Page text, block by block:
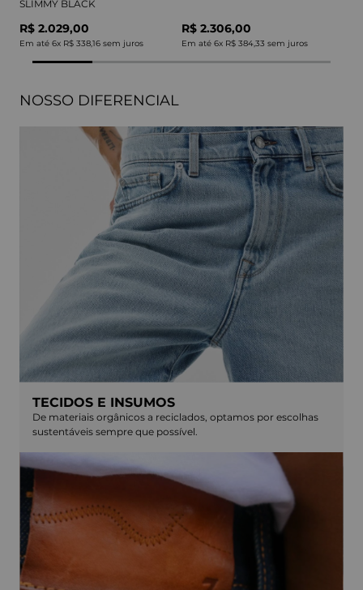
SLIMMY BLACK
R$ 2.029,00
Em até 6x R$ 338,16 sem juros
R$ 2.306,00
Em até 6x R$ 384,33 sem juros
NOSSO DIFERENCIAL
TECIDOS E INSUMOS
De materiais orgânicos a reciclados, optamos por escolhas
sustentáveis sempre que possível.